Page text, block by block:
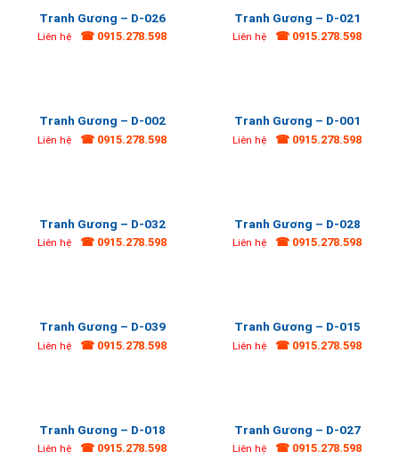
Tranh Gương – D-026
Liên hệ ☎ 0915.278.598
Tranh Gương – D-021
Liên hệ ☎ 0915.278.598
Tranh Gương – D-002
Liên hệ ☎ 0915.278.598
Tranh Gương – D-001
Liên hệ ☎ 0915.278.598
Tranh Gương – D-032
Liên hệ ☎ 0915.278.598
Tranh Gương – D-028
Liên hệ ☎ 0915.278.598
Tranh Gương – D-039
Liên hệ ☎ 0915.278.598
Tranh Gương – D-015
Liên hệ ☎ 0915.278.598
Tranh Gương – D-018
Liên hệ ☎ 0915.278.598
Tranh Gương – D-027
Liên hệ ☎ 0915.278.598